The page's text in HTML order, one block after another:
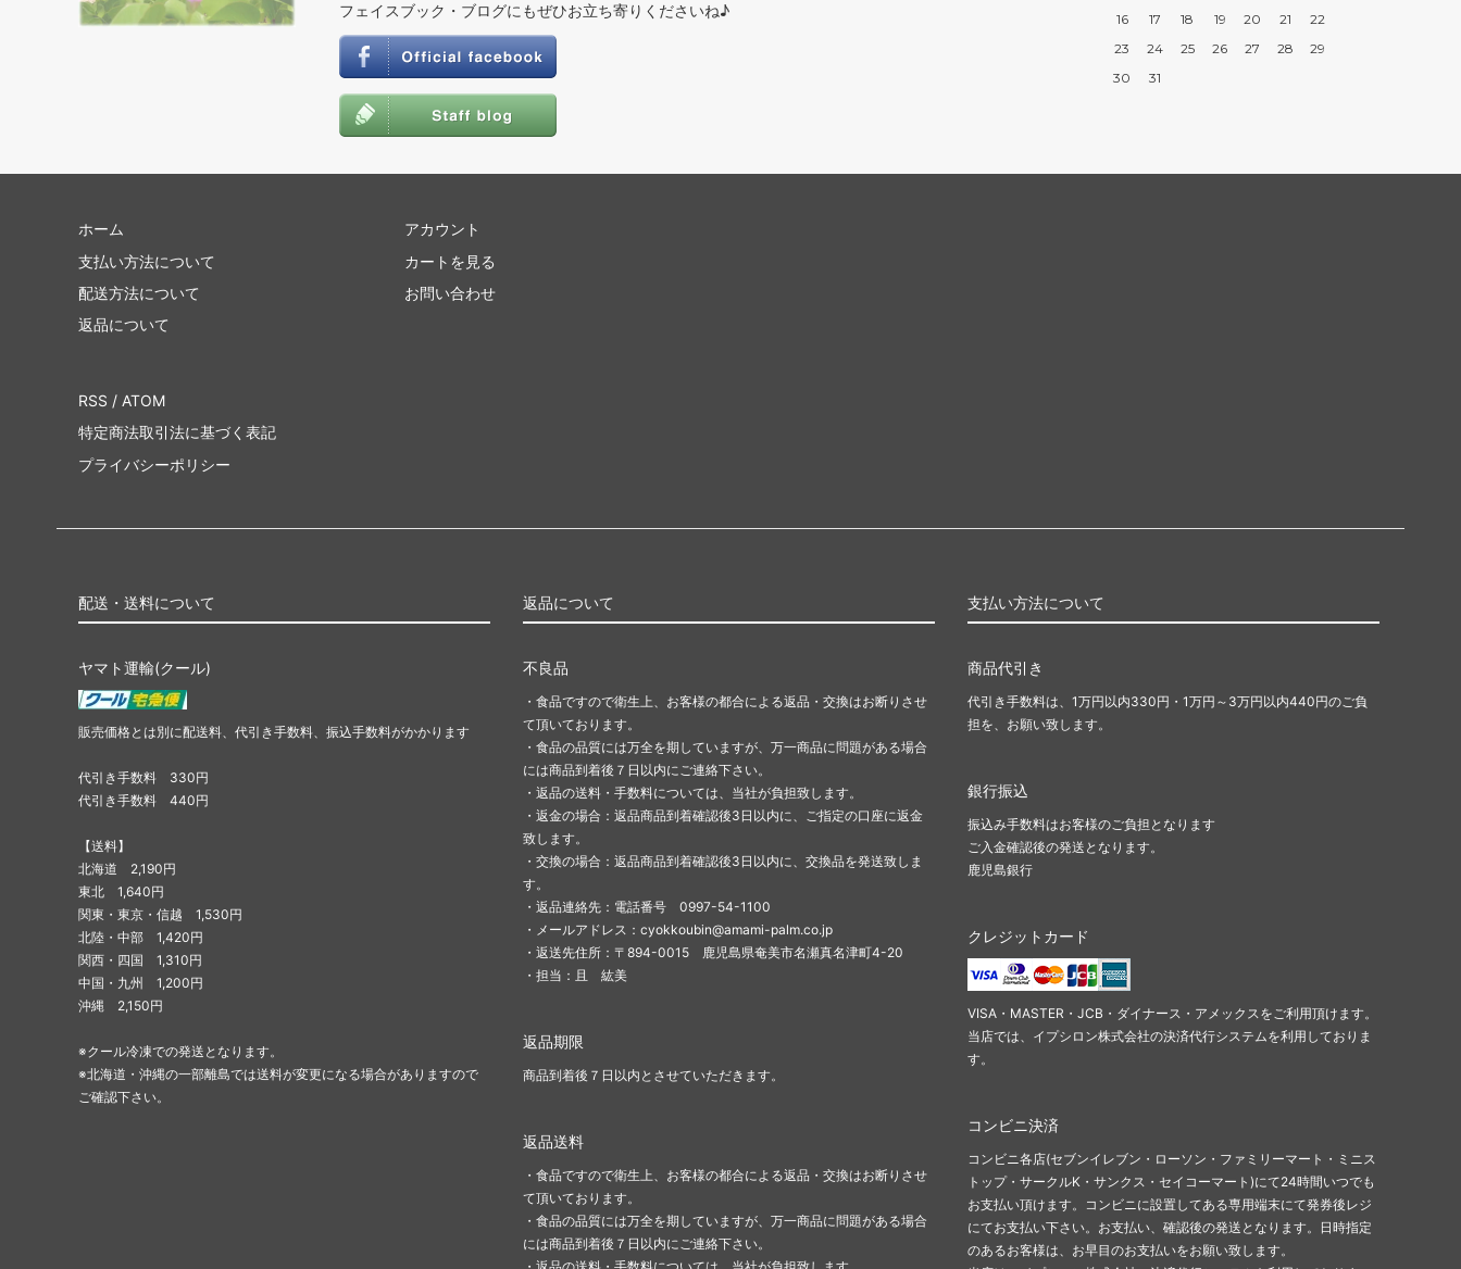
フェイスブック・ブログにもぜひお立ち寄りくださいね♪
16
17 18 19 20 21
22
23
24 25 26 27 28
29
30
31
ホーム
支払い方法について
配送方法について
返品について
アカウント
カートを見る
お問い合わせ
RSS / ATOM
特定商法取引法に基づく表記
プライバシーポリシー
配送・送料について
ヤマト運輸(クール)
販売価格とは別に配送料、代引き手数料、振込手数料がかかります
代引き手数料 330円
代引き手数料 440円
【送料】
北海道 2,190円
東北 1,640円
関東・東京・信越 1,530円
北陸・中部 1,420円
関西・四国 1,310円
中国・九州 1,200円
沖縄 2,150円
※クール冷凍での発送となります。
※北海道・沖縄の一部離島では送料が変更になる場合がありますので
ご確認下さい。
返品について
不良品
・食品ですので衛生上、お客様の都合による返品・交換はお断りさせ
て頂いております。
・食品の品質には万全を期していますが、万一商品に問題がある場合
には商品到着後７日以内にご連絡下さい。
・返品の送料・手数料については、当社が負担致します。
・返金の場合：返品商品到着確認後3日以内に、ご指定の口座に返金
致します。
・交換の場合：返品商品到着確認後3日以内に、交換品を発送致しま
す。
・返品連絡先：電話番号 0997-54-1100
・メールアドレス：cyokkoubin@amami-palm.co.jp
・返送先住所：〒894-0015 鹿児島県奄美市名瀬真名津町4-20
・担当：且 紘美
返品期限
商品到着後７日以内とさせていただきます。
返品送料
・食品ですので衛生上、お客様の都合による返品・交換はお断りさせ
て頂いております。
・食品の品質には万全を期していますが、万一商品に問題がある場合
には商品到着後７日以内にご連絡下さい。
支払い方法について
商品代引き
代引き手数料は、1万円以内330円・1万円～3万円以内440円のご負
担を、お願い致します。
銀行振込
振込み手数料はお客様のご負担となります
ご入金確認後の発送となります。
鹿児島銀行
クレジットカード
VISA・MASTER・JCB・ダイナース・アメックスをご利用頂けます。
当店では、イプシロン株式会社の決済代行システムを利用しておりま
す。
コンビニ決済
コンビニ各店(セブンイレブン・ローソン・ファミリーマート・ミニス
トップ・サークルK・サンクス・セイコーマート)にて24時間いつでも
お支払い頂けます。コンビニに設置してある専用端末にて発券後レジ
にてお支払い下さい。お支払い、確認後の発送となります。日時指定
のあるお客様は、お早目のお支払いをお願い致します。